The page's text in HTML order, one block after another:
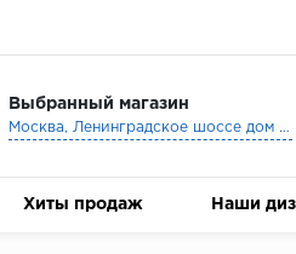
Выбранный магазин
Москва, Ленинградское шоссе дом 25, Торговый Центр Family Room, 2-ой этаж, Магазин Керамический Бум.
Хиты продаж Наши